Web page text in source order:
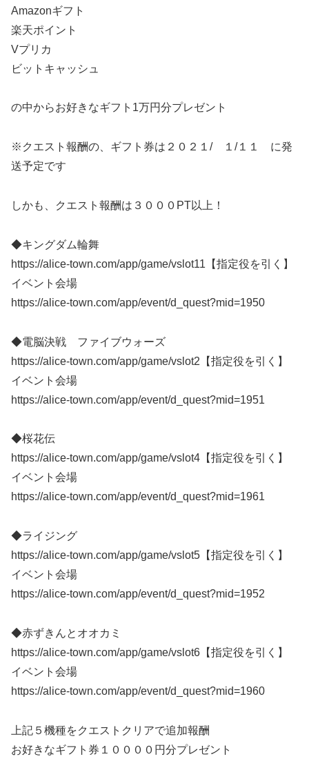
Amazonギフト
楽天ポイント
Vプリカ
ビットキャッシュ
の中からお好きなギフト1万円分プレゼント
※クエスト報酬の、ギフト券は２０２１/ １/１１ に発
送予定です
しかも、クエスト報酬は３０００PT以上！
◆キングダム輪舞
https://alice-town.com/app/game/vslot11【指定役を引く】
イベント会場
https://alice-town.com/app/event/d_quest?mid=1950
◆電脳決戦 ファイブウォーズ
https://alice-town.com/app/game/vslot2【指定役を引く】
イベント会場
https://alice-town.com/app/event/d_quest?mid=1951
◆桜花伝
https://alice-town.com/app/game/vslot4【指定役を引く】
イベント会場
https://alice-town.com/app/event/d_quest?mid=1961
◆ライジング
https://alice-town.com/app/game/vslot5【指定役を引く】
イベント会場
https://alice-town.com/app/event/d_quest?mid=1952
◆赤ずきんとオオカミ
https://alice-town.com/app/game/vslot6【指定役を引く】
イベント会場
https://alice-town.com/app/event/d_quest?mid=1960
上記５機種をクエストクリアで追加報酬
お好きなギフト券１００００円分プレゼント